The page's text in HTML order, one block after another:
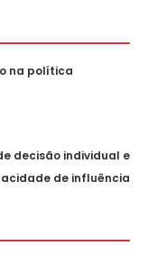
na política
decisão individual e
de influência